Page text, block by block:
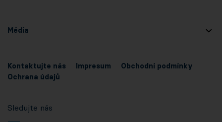
Média
Kontaktujte nás Impresum
Obchodní podmínky
Ochrana údajů
Sledujte nás